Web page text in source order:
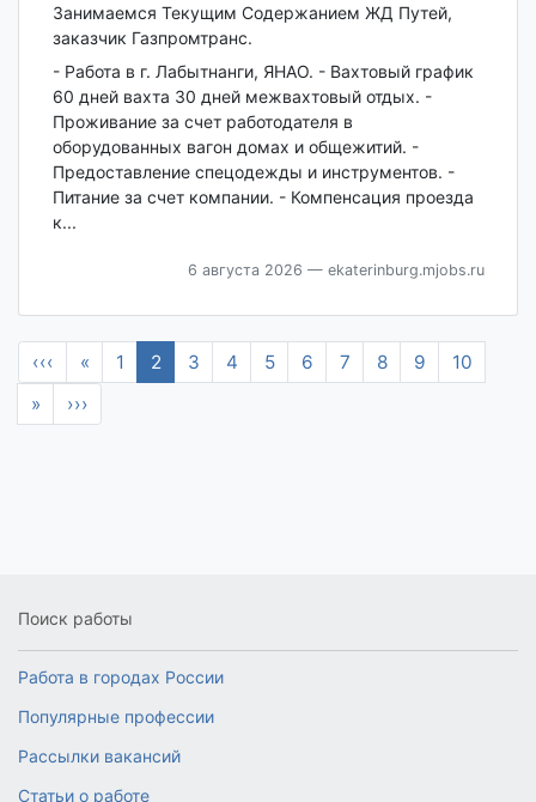
Занимаемся Текущим Содержанием ЖД Путей,
заказчик Газпромтранс.
- Работа в г. Лабытнанги, ЯНАО. - Вахтовый график
60 дней вахта 30 дней межвахтовый отдых. -
Проживание за счет работодателя в
оборудованных вагон домах и общежитий. -
Предоставление спецодежды и инструментов. -
Питание за счет компании. - Компенсация проезда
к...
6 августа 2026 — ekaterinburg.mjobs.ru
‹‹‹ « 1 2 3 4 5 6 7 8 9
10
»
›››
Поиск работы
Работа в городах России
Популярные профессии
Рассылки вакансий
Статьи о работе